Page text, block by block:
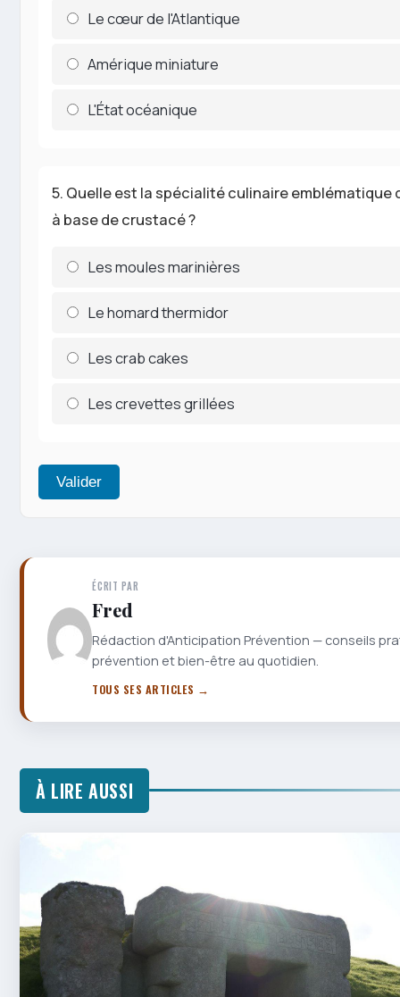
Le cœur de l'Atlantique
Amérique miniature
L'État océanique
5. Quelle est la spécialité culinaire emblématique
à base de crustacé ?
Les moules marinières
Le homard thermidor
Les crab cakes
Les crevettes grillées
Valider
ÉCRIT PAR
Fred
Rédaction d'Anticipation Prévention — conseils
prévention et bien-être au quotidien.
TOUS SES ARTICLES →
À LIRE AUSSI